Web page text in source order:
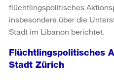
flüchtlingspolitisches
insbesondere über die
Stadt im Libanon berichtet.
Flüchtlingspolitisches
Stadt Zürich